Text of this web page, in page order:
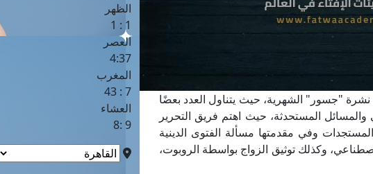
نشرة "جسور" الشهرية، حيث يتناول العدد بعضًا
والمسائل المستحدثة، حيث اهتم فريق التحرير
وفي مقدمتها مسألة الفتوى الدينية
وكذلك توثيق الزواج بواسطة الروبوت،
الظهر
1 : 1
العصر
4:37
المغرب
7 : 43
العشاء
9 :8